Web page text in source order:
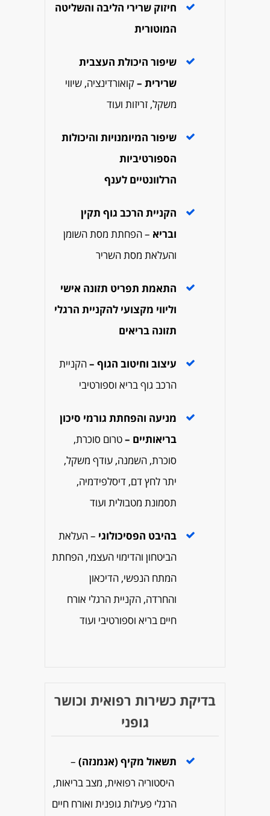
בדיקת כשירות רפואית וכושר
גופני
תשאול מקיף (אנמנזה) –
היסטוריה רפואית, מצב בריאות,
הרגלי פעילות גופנית ואורח חיים
חיזוק שרירי הליבה והשליטה
המוטורית
שיפור היכולת העצבית
שרירית –קואורדינציה, שיווי
משקל, זריזות ועוד
שיפור המיומנויות והיכולות
הספורטיביות
הרלוונטיים לענף
הקניית הרכב גוף תקין
ובריא – הפחתת מסת השומן
והעלאת מסת השריר
התאמת תפריט תזונה אישי
וליווי מקצועי להקניית הרגלי
תזונה בריאים
עיצוב וחיטוב הגוף –הקניית
הרכב גוף בריא וספורטיבי
מניעה והפחתת גורמי סיכון
בריאותיים –טרום סוכרת,
סוכרת, השמנה, עודף משקל,
יתר לחץ דם, דיסלפידמיה,
תסמונת מטבולית ועוד
בהיבט הפסיכולוגי –העלאת
הביטחון והדימוי העצמי, הפחתת
המתח הנפשי, הדיכאון
והחרדה, הקניית הרגלי אורח
חיים בריא וספורטיבי ועוד